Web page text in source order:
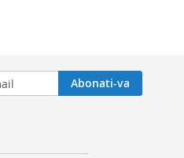
Abonati-va